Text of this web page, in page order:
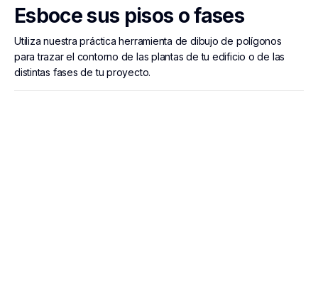
Esboce sus pisos o fases
Utiliza nuestra práctica herramienta de dibujo de polígonos
para trazar el contorno de las plantas de tu edificio o de las
distintas fases de tu proyecto.